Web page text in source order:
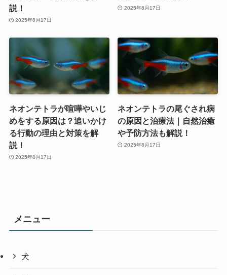
説！
2025年8月17日
2025年8月17日
ネオンテトラが喧嘩やいじ
めをする原因は？追いかけ
る行動の理由と対策を解
説！
2025年8月17日
ネオンテトラの尾ぐされ病
の原因と治療法｜自然治癒
や予防方法も解説！
2025年8月17日
メニュー
犬